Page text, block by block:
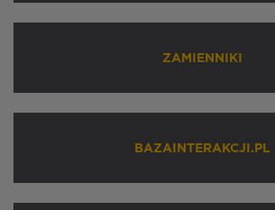
ZAMIENNIKI
BAZAINTERAKCJI.PL